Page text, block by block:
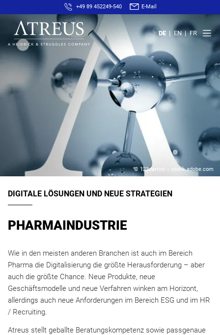
+49 89 452249-540 E-Mail
DE EN FR
© 123dartist – stock.adobe.com
DIGITALE LÖSUNGEN UND NEUE STRATEGIEN
PHARMAINDUSTRIE
Wie in den meisten anderen Branchen ist auch im Bereich
Pharma die Digitalisierung die größte Herausforderung – aber
auch die größte Chance. Neue Produkte, neue
Geschäftsmodelle und neue Verfahren winken am Horizont,
allerdings auch neue Anforderungen im Bereich ESG und im HR
/ Recruiting.
Atreus stellt geballte Beratungskompetenz sowie passgenaue